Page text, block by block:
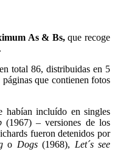
As & Bs,que recoge
.
total 86, distribuidas en 5
que contienen fotos
habían incluído en singles
(1967) – versiones de los
fueron detenidos por
o Dogs(1968), Let´s see